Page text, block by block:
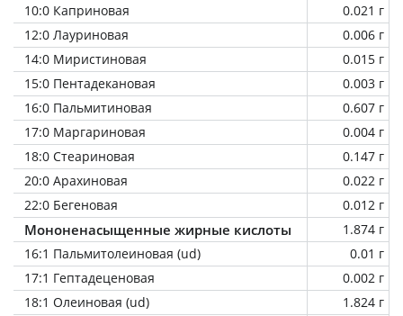
10:0 Каприновая
0.021 г
12:0 Лауриновая
0.006 г
14:0 Миристиновая
0.015 г
15:0 Пентадекановая
0.003 г
16:0 Пальмитиновая
0.607 г
17:0 Маргариновая
0.004 г
18:0 Стеариновая
0.147 г
20:0 Арахиновая
0.022 г
22:0 Бегеновая
0.012 г
Мононенасыщенные жирные кислоты
1.874 г
16:1 Пальмитолеиновая (ud)
0.01 г
17:1 Гептадеценовая
0.002 г
18:1 Олеиновая (ud)
1.824 г